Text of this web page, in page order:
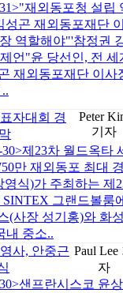
재외동포청 설
성곤 재외동포재단
역할해야"'참정권
언"윤 당선인, 전
재외동포재단 이사
자대회 경
Peter
기자
제23차 월드옥타
만 재외동포 최대
영식)가 주최하는 제
그랜드볼룸
(사장 성기홍)와 화
내 중소..
사, 안중근 Paul Lee
자
샌프란시스코 윤